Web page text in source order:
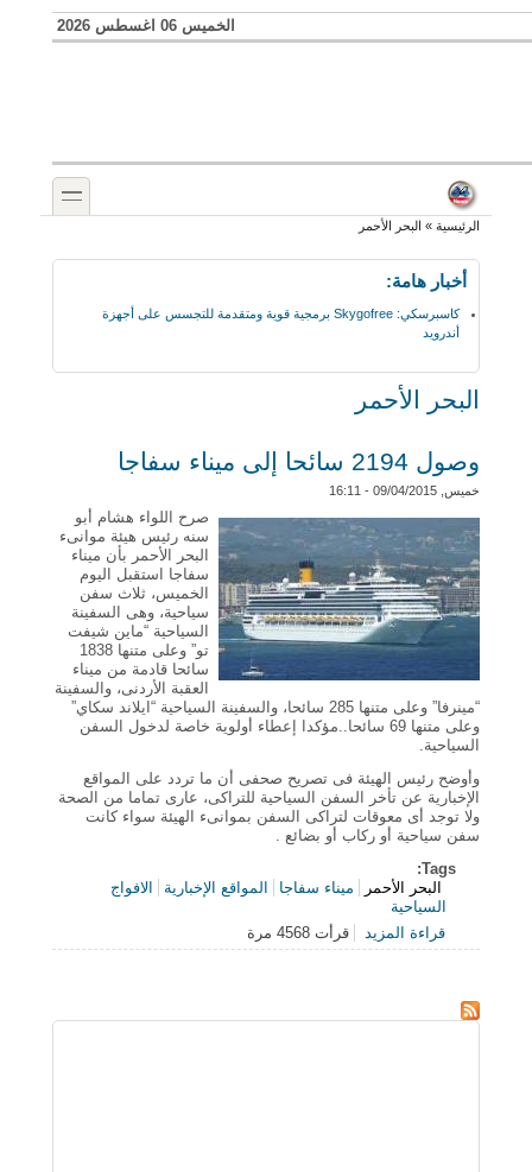
تجاوز إلى المحتوى الرئيسي
Skip to search
الخميس 06 اغسطس 2026
toggle
أنت هنا
الرئيسية» البحر الأحمر
أخبار هامة:
كاسبرسكي: Skygofree برمجية قوية ومتقدمة للتجسس على أجهزة
أندرويد
البحر الأحمر
وصول 2194 سائحا إلى ميناء سفاجا
خميس, 09/04/2015 - 16:11
صرح اللواء هشام أبو
سنه رئيس هيئة موانىء
البحر الأحمر بأن ميناء
سفاجا استقبل اليوم
الخميس، ثلاث سفن
سياحية، وهى السفينة
السياحية “ماين شيفت
تو” وعلى متنها 1838
سائحا قادمة من ميناء
العقبة الأردنى، والسفينة
“مينرفا” وعلى متنها 285 سائحا، والسفينة السياحية “ايلاند سكاي”
وعلى متنها 69 سائحا..مؤكدا إعطاء أولوية خاصة لدخول السفن
السياحية.
وأوضح رئيس الهيئة فى تصريح صحفى أن ما تردد على المواقع
الإخبارية عن تأخر السفن السياحية للتراكى، عارى تماما من الصحة
ولا توجد أى معوقات لتراكى السفن بموانىء الهيئة سواء كانت
سفن سياحية أو ركاب أو بضائع .
Tags:
البحر الأحمر
ميناء سفاجا المواقع الإخبارية
الافواج
السياحية
قراءة المزيدحول وصول 2194 سائحا إلى ميناء سفاجا
قرأت 4568 مرة